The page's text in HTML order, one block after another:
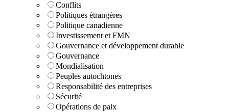
Conflits
Politiques étrangères
Politique canadienne
Investissement et FMN
Gouvernance et développement durable
Gouvernance
Mondialisation
Peuples autochtones
Responsabilité des entreprises
Sécurité
Opérations de paix